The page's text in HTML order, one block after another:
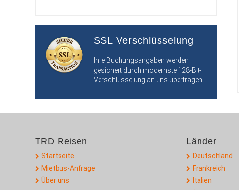
SSL Verschlüsselung
Ihre Buchungsangaben werden
gesichert durch modernste 128-Bit-
Verschlüsselung an uns übertragen.
TRD Reisen
Startseite
Mietbus-Anfrage
Über uns
Länder
Deutschland
Frankreich
Italien